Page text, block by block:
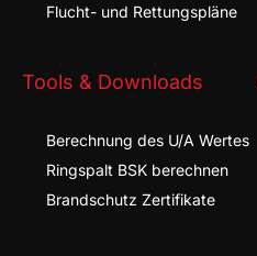
Flucht- und Rettungspläne
Tools & Downloads
Berechnung des U/A Wertes
Ringspalt BSK berechnen
Brandschutz Zertifikate